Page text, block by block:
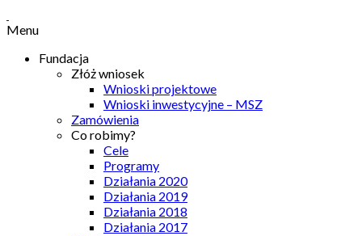
Menu
Fundacja
Złóż wniosek
Wnioski projektowe
Wnioski inwestycyjne – MSZ
Zamówienia
Co robimy?
Cele
Programy
Działania 2020
Działania 2019
Działania 2018
Działania 2017